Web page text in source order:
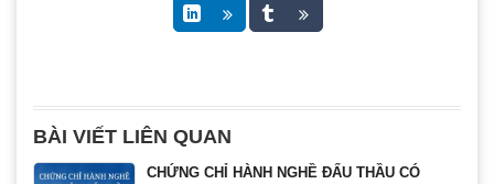
BÀI VIẾT LIÊN QUAN
CHỨNG CHỈ HÀNH NGHỀ ĐẤU THẦU CÓ